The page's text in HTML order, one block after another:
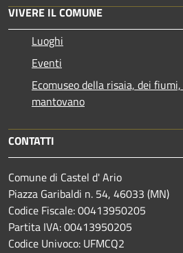
VIVERE IL COMUNE
Luoghi
Eventi
Ecomuseo della risaia, dei
mantovano
CONTATTI
Comune di Castel d' Ario
Piazza Garibaldi n. 54, 46033 (MN)
Codice Fiscale: 00413950205
Partita IVA: 00413950205
Codice Univoco: UFMCQ2